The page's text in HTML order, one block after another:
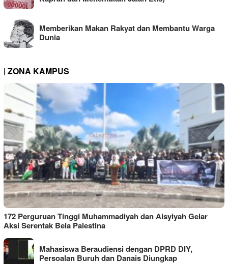
Memberikan Makan Rakyat dan Membantu Warga
Dunia
| ZONA KAMPUS
172 Perguruan Tinggi Muhammadiyah dan Aisyiyah Gelar
Aksi Serentak Bela Palestina
Mahasiswa Beraudiensi dengan DPRD DIY,
Persoalan Buruh dan Danais Diungkap